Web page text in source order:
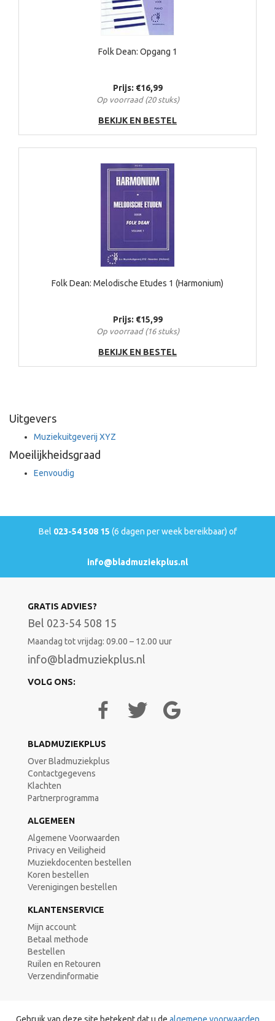
Folk Dean: Opgang 1
Prijs: €16,99
Op voorraad (20 stuks)
BEKIJK EN BESTEL
Folk Dean: Melodische Etudes 1 (Harmonium)
Prijs: €15,99
Op voorraad (16 stuks)
BEKIJK EN BESTEL
Uitgevers
Muziekuitgeverij XYZ
Moeilijkheidsgraad
Eenvoudig
Bel 023-54 508 15 (6 dagen per week bereikbaar) of
info@bladmuziekplus.nl
GRATIS ADVIES?
Bel 023-54 508 15
Maandag tot vrijdag: 09.00 – 12.00 uur
info@bladmuziekplus.nl
VOLG ONS:
BLADMUZIEKPLUS
Over Bladmuziekplus
Contactgegevens
Klachten
Partnerprogramma
ALGEMEEN
Algemene Voorwaarden
Privacy en Veiligheid
Muziekdocenten bestellen
Koren bestellen
Verenigingen bestellen
KLANTENSERVICE
Mijn account
Betaal methode
Bestellen
Ruilen en Retouren
Verzendinformatie